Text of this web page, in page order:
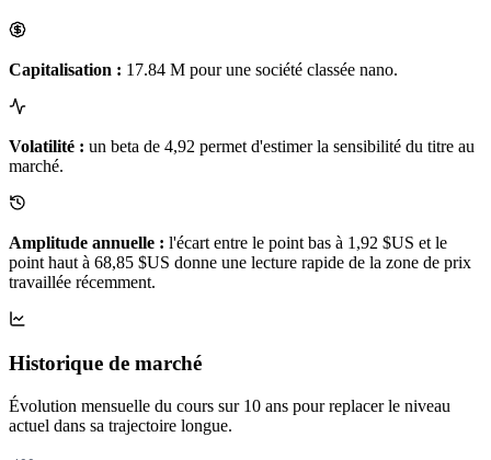
Capitalisation : 17.84 M pour une société classée nano.
Volatilité : un beta de 4,92 permet d'estimer la sensibilité du titre au
marché.
Amplitude annuelle : l'écart entre le point bas à 1,92 $US et le
point haut à 68,85 $US donne une lecture rapide de la zone de prix
travaillée récemment.
Historique de marché
Évolution mensuelle du cours sur 10 ans pour replacer le niveau
actuel dans sa trajectoire longue.